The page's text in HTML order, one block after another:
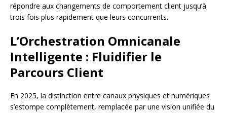
répondre aux changements de comportement client jusqu’à
trois fois plus rapidement que leurs concurrents.
L’Orchestration Omnicanale
Intelligente : Fluidifier le
Parcours Client
En 2025, la distinction entre canaux physiques et numériques
s’estompe complètement, remplacée par une vision unifiée du